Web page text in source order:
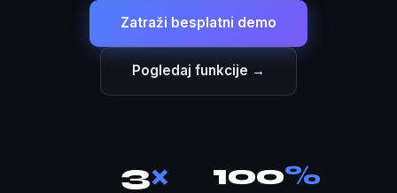
Zatraži besplatni demo
Pogledaj funkcije →
3× 100%